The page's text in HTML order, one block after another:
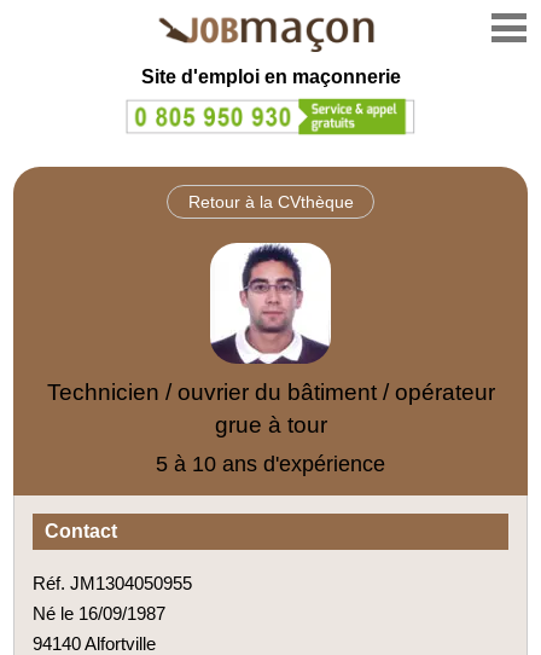
Site d'emploi en maçonnerie
Retour à la CVthèque
Technicien / ouvrier du bâtiment / opérateur
grue à tour
5 à 10 ans d'expérience
Contact
Réf. JM1304050955
Né le 16/09/1987
94140 Alfortville